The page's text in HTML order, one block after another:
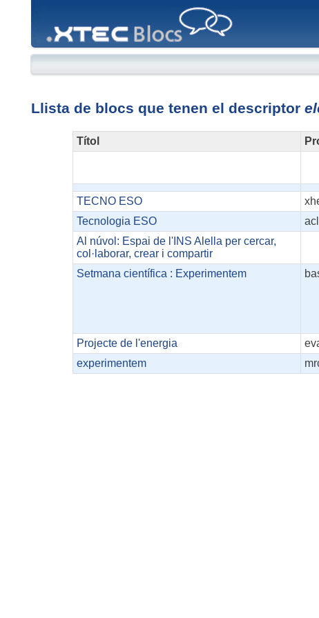
Llista de blocs que tenen el descriptor
Títol
TECNO ESO
Tecnologia ESO
Al núvol: Espai de l'INS Alella per cercar,
col·laborar, crear i compartir
Setmana científica : Experimentem
Projecte de l'energia
experimentem